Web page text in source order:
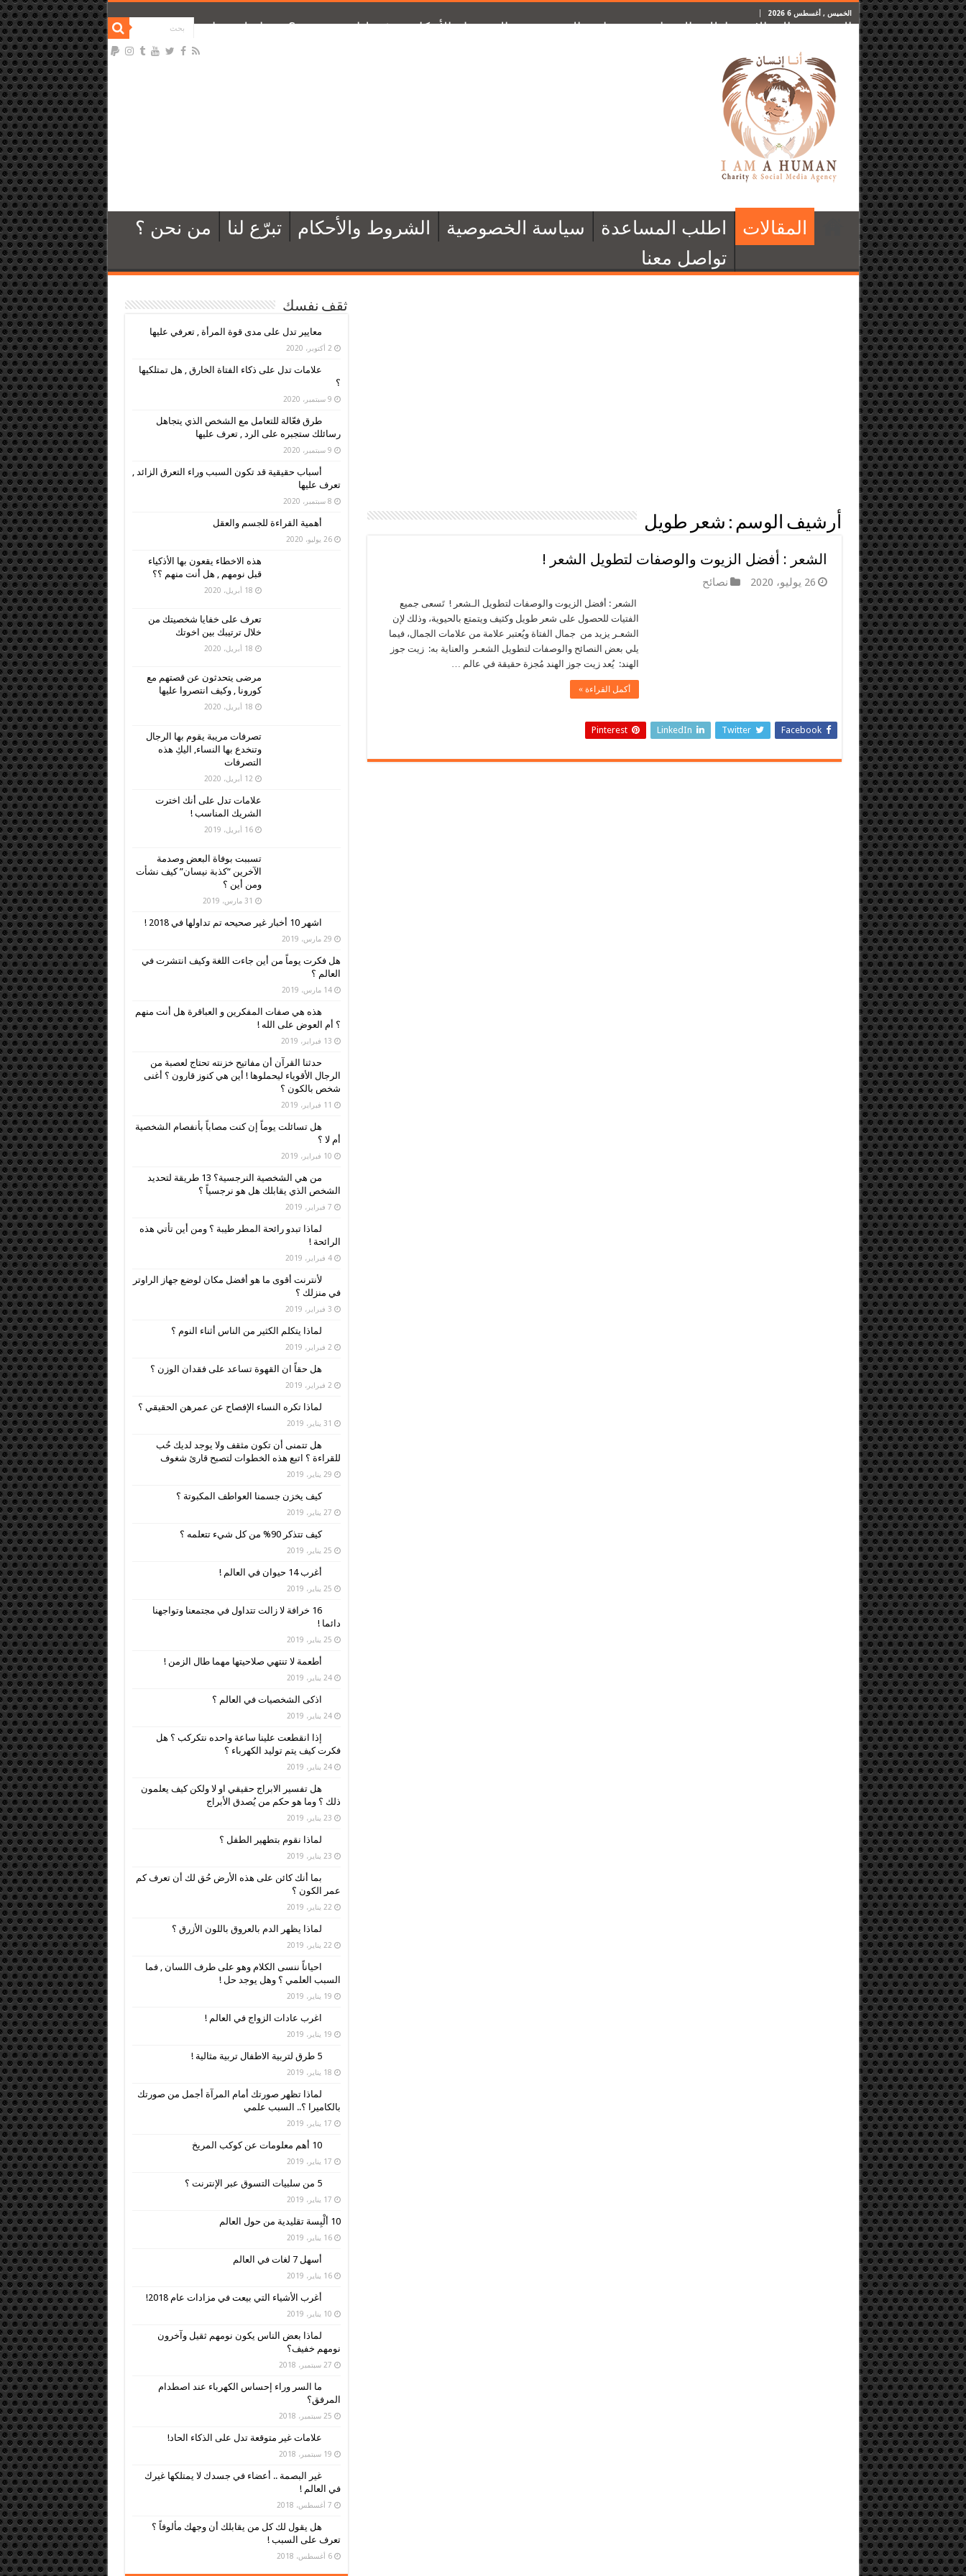
الخميس , أغسطس 6 2026
الرئيسية المقالات اطلب المساعدة سياسة الخصوصية الشروط والأحكام تبرّع لنا من نحن ؟ تواصل معنا
المقالات اطلب المساعدة سياسة الخصوصية الشروط والأحكام تبرّع لنا
من نحن ؟
تواصل معنا
أرشيف الوسم : شعر طويل
الشعر : أفضل الزيوت والوصفات لتطويل الشعر !
26 يوليو، 2020 نصائح
الشعر : أفضل الزيوت والوصفات لتطويل الـشعر ! تَسعى جميع
الفتيات للحصول على شعر طويل وكثيف ويتمتع بالحيوية، وذلك لإن
الشعـر يزيد من جمال الفتاة ويُعتبر علامة من علامات الجمال، فيما
يلي بعض النصائح والوصفات لتطويل الشعـر والعناية به: زيت جوز
الهند: يُعد زيت جوز الهند مُجزة حقيقة في عالم …
أكمل القراءة »
Facebook
Twitter
LinkedIn
Pinterest
ثقف نفسك
معايير تدل على مدى قوة المرأة , تعرفي عليها
2 أكتوبر، 2020
علامات تدل على ذكاء الفتاة الخارق , هل تمتلكيها
؟
9 سبتمبر، 2020
طرق فعّالة للتعامل مع الشخص الذي يتجاهل
رسائلك ستجبره على الرد , تعرف عليها
9 سبتمبر، 2020
أسباب حقيقية قد تكون السبب وراء التعرق الزائد ,
تعرف عليها
8 سبتمبر، 2020
أهمية القراءة للجسم والعقل
26 يوليو، 2020
هذه الاخطاء يقعون بها الأذكياء
قبل نومهم , هل أنت منهم ؟؟
18 أبريل، 2020
تعرف على خفايا شخصيتك من
خلال ترتيبك بين اخوتك
18 أبريل، 2020
مرضى يتحدثون عن قصتهم مع
كورونا , وكيف انتصروا عليها
18 أبريل، 2020
تصرفات مريبة يقوم بها الرجال
وتنخدع بها النساء, اليكِ هذه
التصرفات
12 أبريل، 2020
علامات تدل على أنك اخترت
الشريك المناسب !
16 أبريل، 2019
تسببت بوفاة البعض وصدمة
الآخرين “كذبة نيسان” كيف نشأت
ومن أين ؟
31 مارس، 2019
اشهر 10 أخبار غير صحيحه تم تداولها في 2018 !
29 مارس، 2019
هل فكرت يوماً من أين جاءت اللغة وكيف انتشرت في
العالم ؟
14 مارس، 2019
هذه هي صفات المفكرين و العباقرة هل أنت منهم
؟ أم العوض على الله !
13 فبراير، 2019
حدثنا القرآن أن مفاتيح خزنته تحتاج لعصبة من
الرجال الأقوياء ليحملوها ! أين هي كنوز قارون ؟ أغنى
شخص بالكون ؟
11 فبراير، 2019
هل تسائلت يوماً إن كنت مصاباً بأنفصام الشخصية
أم لا ؟
10 فبراير، 2019
من هي الشخصية النرجسية؟ 13 طريقة لتحديد
الشخص الذي يقابلك هل هو نرجسياً ؟
7 فبراير، 2019
لماذا تبدو رائحة المطر طيبة ؟ ومن أين تأتي هذه
الرائحة !
4 فبراير، 2019
لأنترنت أقوى ما هو أفضل مكان لوضع جهاز الراوتر
في منزلك ؟
3 فبراير، 2019
لماذا يتكلم الكثير من الناس أثناء النوم ؟
2 فبراير، 2019
هل حقاً ان القهوة تساعد على فقدان الوزن ؟
2 فبراير، 2019
لماذا تكره النساء الإفصاح عن عمرهن الحقيقي ؟
31 يناير، 2019
هل تتمنى أن تكون مثقف ولا يوجد لديك حُب
للقراءة ؟ اتبع هذه الخطوات لتصبح قارئ شغوف
29 يناير، 2019
كيف يخزن جسمنا العواطف المكبوتة ؟
27 يناير، 2019
كيف تتذكر 90% من كل شيء تتعلمه ؟
25 يناير، 2019
أغرب 14 حيوان في العالم !
25 يناير، 2019
16 خرافة لا زالت تتداول في مجتمعنا وتواجهنا
دائما !
25 يناير، 2019
أطعمة لا تنتهي صلاحيتها مهما طال الزمن !
24 يناير، 2019
اذكى الشخصيات في العالم ؟
24 يناير، 2019
إذا انقطعت علينا ساعة واحده نتكركب ؟ هل
فكرت كيف يتم توليد الكهرباء ؟
24 يناير، 2019
هل تفسير الابراج حقيقي او لا ولكن كيف يعلمون
ذلك ؟ وما هو حكم من يُصدق الأبراج
23 يناير، 2019
لماذا نقوم بتطهير الطفل ؟
23 يناير، 2019
بما أنك كائن على هذه الأرض حُق لك أن تعرف كم
عمر الكون ؟
22 يناير، 2019
لماذا يظهر الدم بالعروق باللون الأزرق ؟
22 يناير، 2019
احياناً ننسى الكلام وهو على طرف اللسان , فما
السبب العلمي ؟ وهل يوجد حل !
19 يناير، 2019
اغرب عادات الزواج في العالم !
19 يناير، 2019
5 طرق لتربية الاطفال تربية مثالية !
18 يناير، 2019
لماذا تظهر صورتك أمام المرآة أجمل من صورتك
بالكاميرا ؟.. السبب علمي
17 يناير، 2019
10 أهم معلومات عن كوكب المريخ
17 يناير، 2019
5 من سلبيات التسوق عبر الإنترنت ؟
17 يناير، 2019
10 ألْبِسة تقليدية من حول العالم
16 يناير، 2019
أسهل 7 لغات في العالم
16 يناير، 2019
أغرب الأشياء التي بيعت في مزادات عام 2018!
10 يناير، 2019
لماذا بعض الناس يكون نومهم ثقيل وآخرون
نومهم خفيف؟
27 سبتمبر، 2018
ما السر وراء إحساس الكهرباء عند اصطدام
المرفق؟
25 سبتمبر، 2018
علامات غير متوقعة تدل على الذكاء الحاد!
19 سبتمبر، 2018
غير البصمة .. أعضاء في جسدك لا يمتلكها غيرك
في العالم !
7 أغسطس، 2018
هل يقول لك كل من يقابلك أن وجهك مألوفاً ؟
تعرف على السبب !
6 أغسطس، 2018